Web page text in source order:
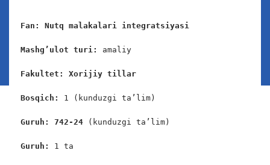
Fan: Nutq malakalari integratsiyasi
Mashg’ulot turi: amaliy
Fakultet: Xorijiy tillar
Bosqich: 1 (kunduzgi ta’lim)
Guruh: 742-24 (kunduzgi ta’lim)
Guruh: 1 ta